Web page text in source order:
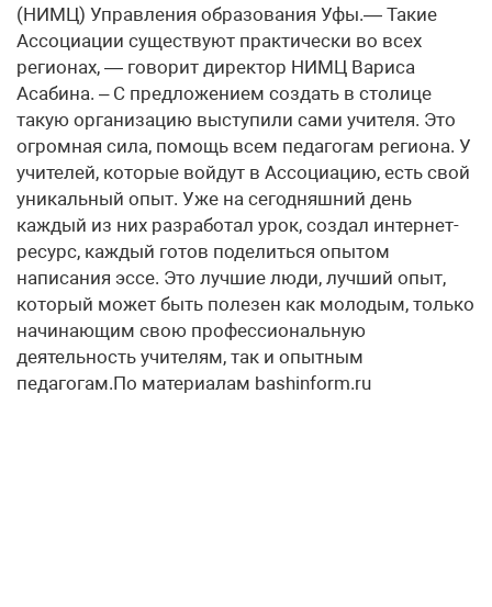
(НИМЦ) Управления образования Уфы.— Такие
Ассоциации существуют практически во всех
регионах, — говорит директор НИМЦ Вариса
Асабина. – С предложением создать в столице
такую организацию выступили сами учителя. Это
огромная сила, помощь всем педагогам региона. У
учителей, которые войдут в Ассоциацию, есть свой
уникальный опыт. Уже на сегодняшний день
каждый из них разработал урок, создал интернет-
ресурс, каждый готов поделиться опытом
написания эссе. Это лучшие люди, лучший опыт,
который может быть полезен как молодым, только
начинающим свою профессиональную
деятельность учителям, так и опытным
педагогам.По материалам bashinform.ru